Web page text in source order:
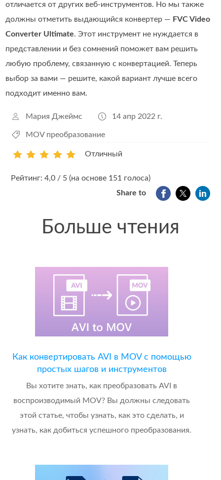
отличается от других веб‑инструментов. Но мы также
должны отметить выдающийся конвертер — FVC Video
Converter Ultimate. Этот инструмент не нуждается в
представлении и без сомнений поможет вам решить
любую проблему, связанную с конвертацией. Теперь
выбор за вами — решите, какой вариант лучше всего
подходит именно вам.
Мария Джеймс 14 апр 2022 г.
MOV преобразование
Отличный
Рейтинг: 4,0 / 5 (на основе 151 голоса)
Share to
Больше чтения
Как конвертировать AVI в MOV с помощью
простых шагов и инструментов
Вы хотите знать, как преобразовать AVI в
воспроизводимый MOV? Вы должны следовать
этой статье, чтобы узнать, как это сделать, и
узнать, как добиться успешного преобразования.